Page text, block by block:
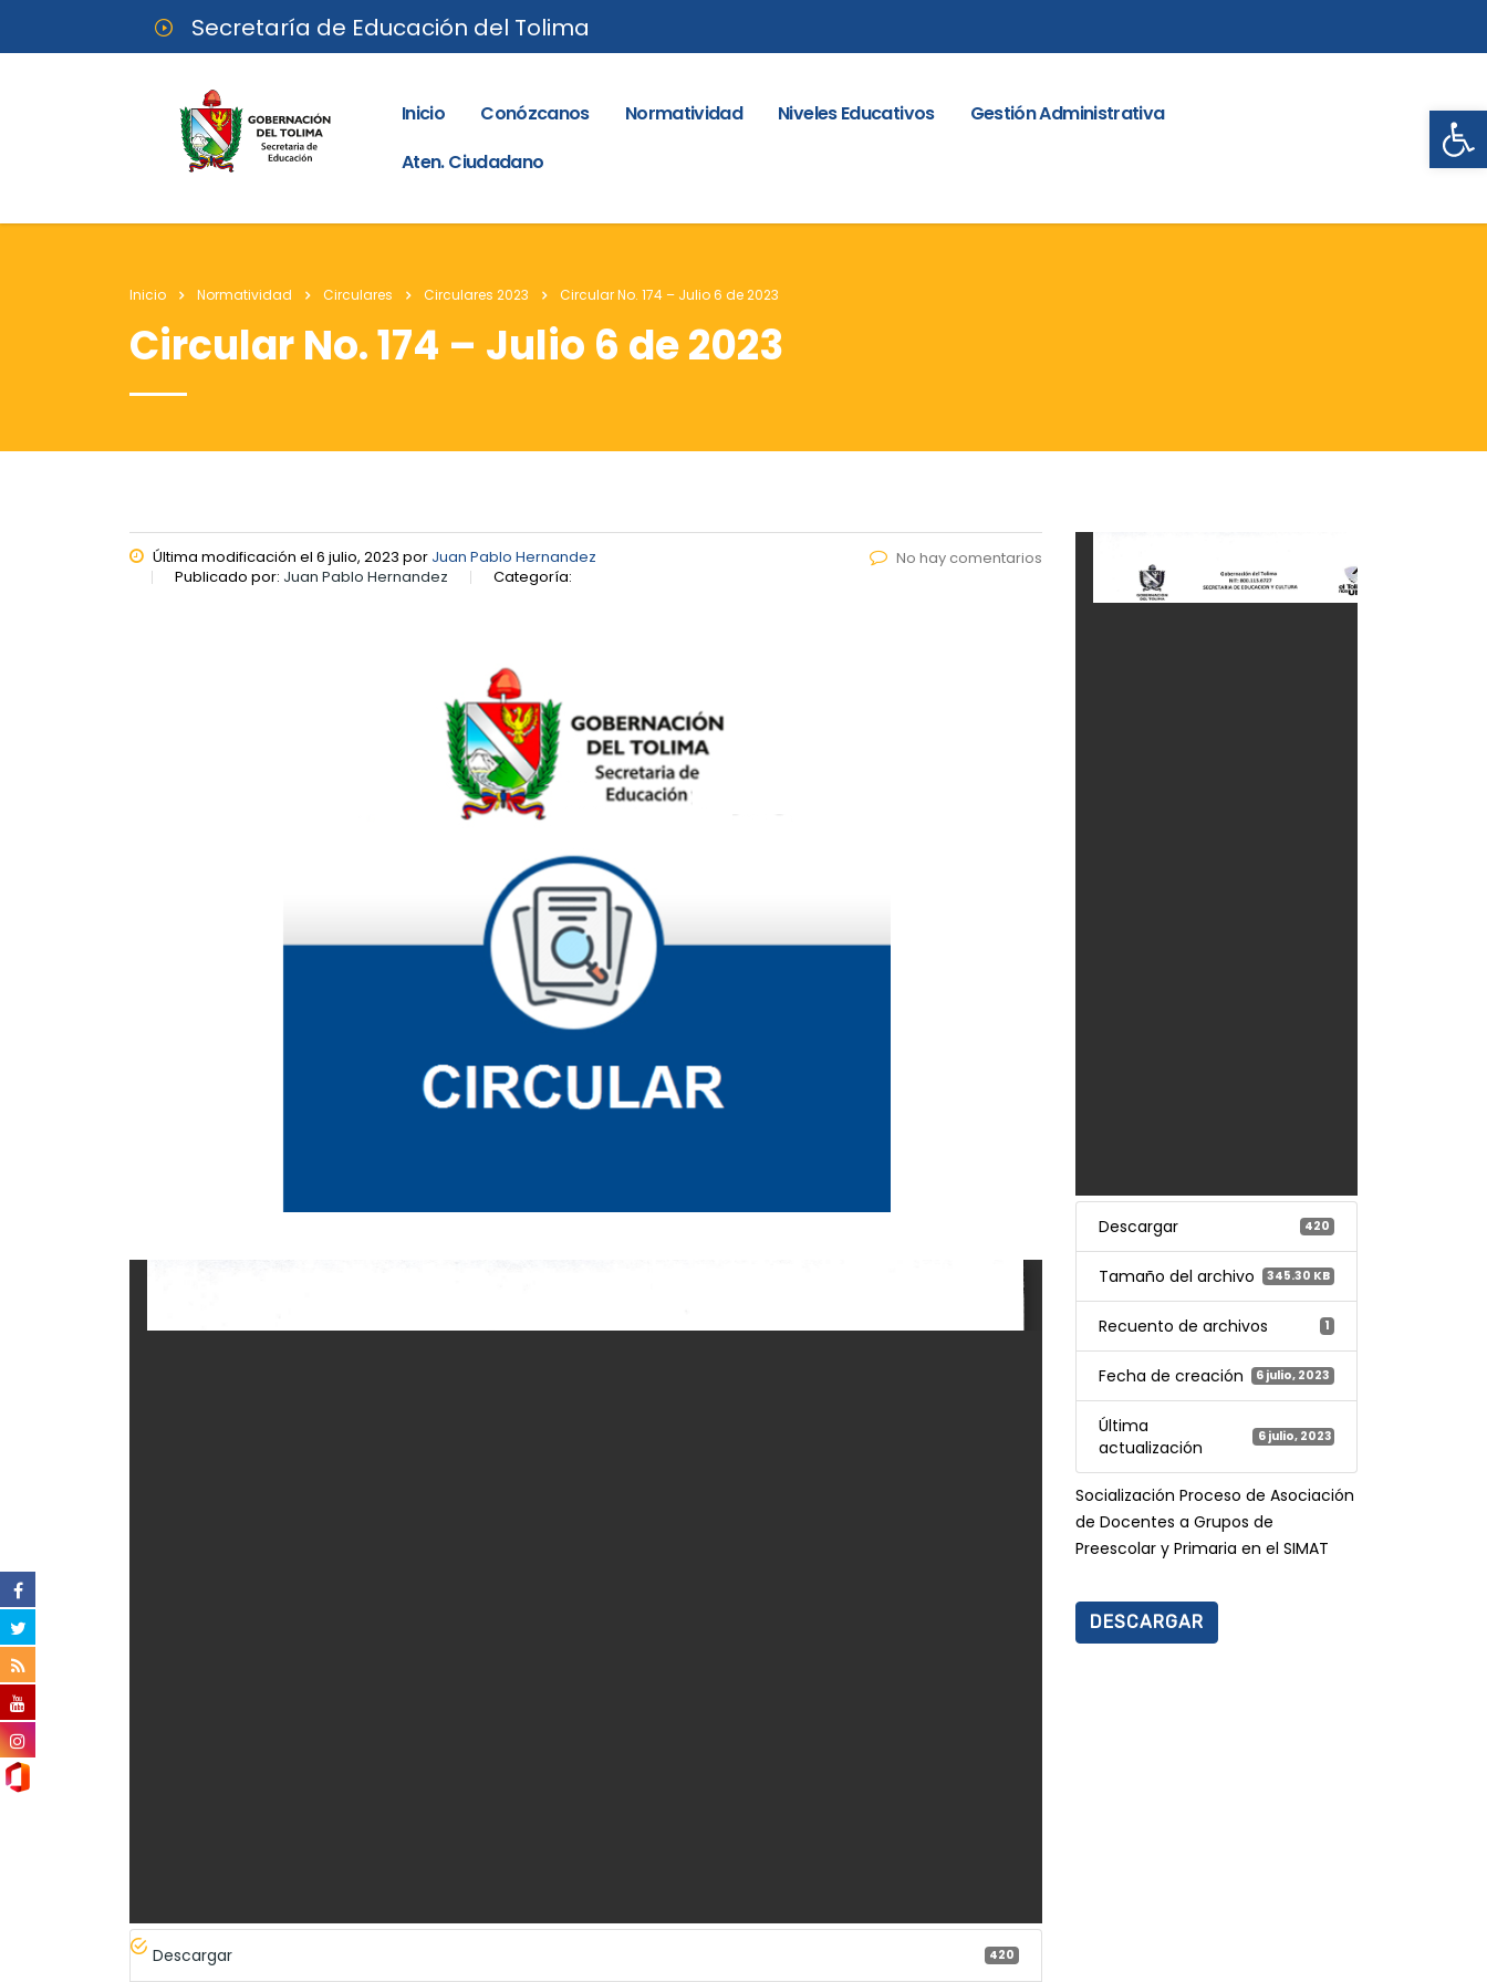
Secretaría de Educación del Tolima
Inicio Conózcanos Normatividad Niveles Educativos
Gestión Administrativa
Aten. Ciudadano
Inicio Normatividad Circulares Circulares 2023 Circular No. 174 – Julio 6 de 2023
Circular No. 174 – Julio 6 de 2023
Última modificación el 6 julio, 2023 por Juan Pablo Hernandez
Publicado por: Juan Pablo Hernandez Categoría:
No hay comentarios
Descargar 420
Descargar 420
Tamaño del archivo 345.30 KB
Recuento de archivos 1
Fecha de creación 6 julio, 2023
Última
actualización
6 julio, 2023
Socialización Proceso de Asociación
de Docentes a Grupos de
Preescolar y Primaria en el SIMAT
DESCARGAR